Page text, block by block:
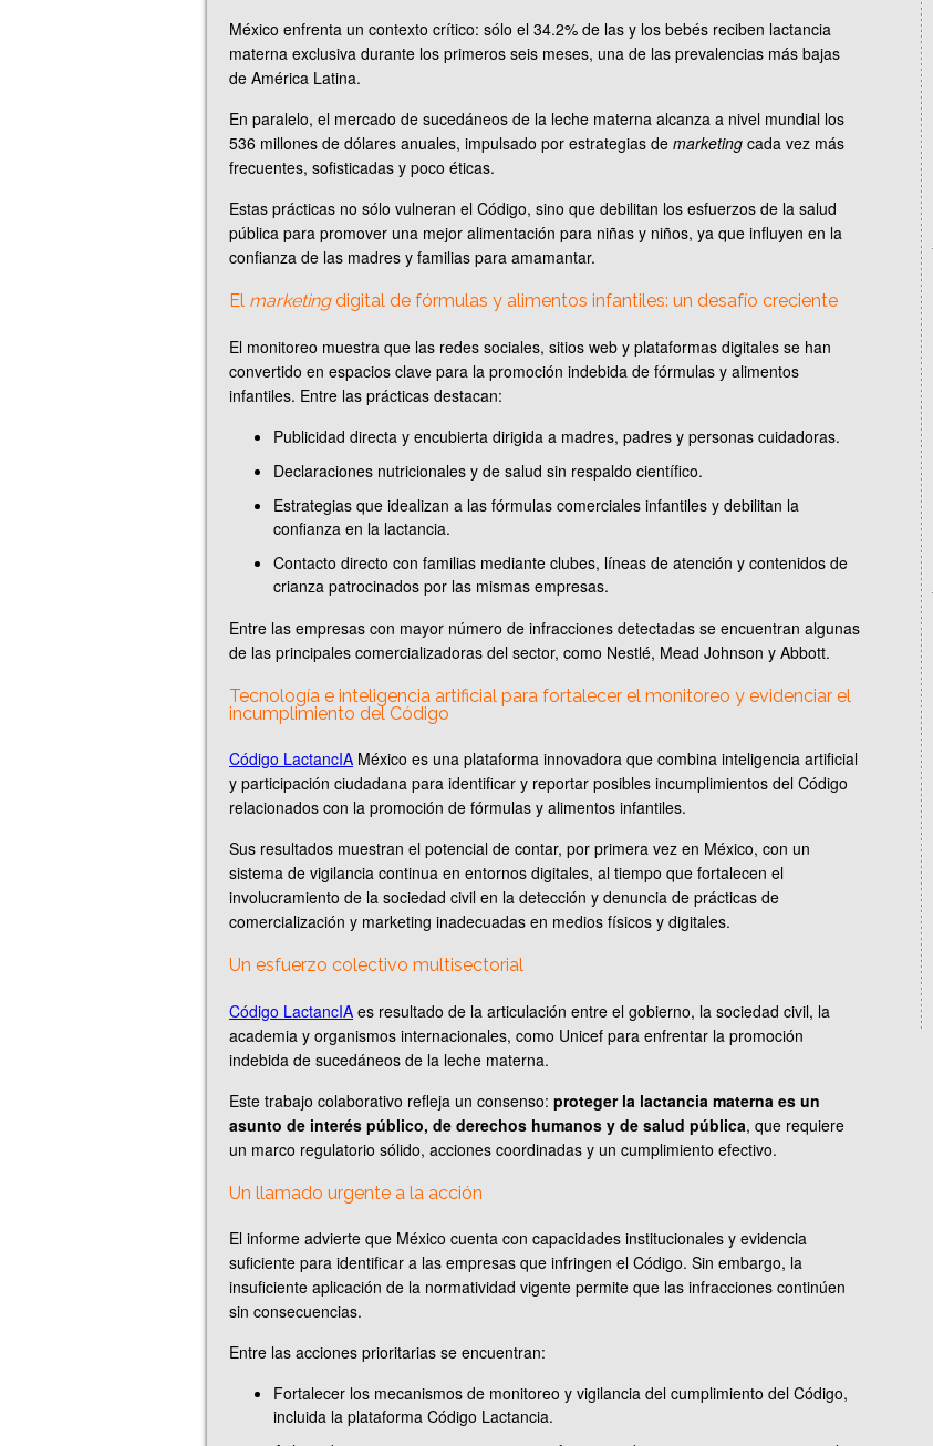
México enfrenta un contexto crítico: sólo el 34.2% de las y los bebés reciben lactancia
materna exclusiva durante los primeros seis meses, una de las prevalencias más bajas
de América Latina.
En paralelo, el mercado de sucedáneos de la leche materna alcanza a nivel mundial los
536 millones de dólares anuales, impulsado por estrategias de marketing cada vez más
frecuentes, sofisticadas y poco éticas.
Estas prácticas no sólo vulneran el Código, sino que debilitan los esfuerzos de la salud
pública para promover una mejor alimentación para niñas y niños, ya que influyen en la
confianza de las madres y familias para amamantar.
El marketingdigital de fórmulas y alimentos infantiles: un desafío creciente
El monitoreo muestra que las redes sociales, sitios web y plataformas digitales se han
convertido en espacios clave para la promoción indebida de fórmulas y alimentos
infantiles. Entre las prácticas destacan:
Publicidad directa y encubierta dirigida a madres, padres y personas cuidadoras.
Declaraciones nutricionales y de salud sin respaldo científico.
Estrategias que idealizan a las fórmulas comerciales infantiles y debilitan la
confianza en la lactancia.
Contacto directo con familias mediante clubes, líneas de atención y contenidos de
crianza patrocinados por las mismas empresas.
Entre las empresas con mayor número de infracciones detectadas se encuentran algunas
de las principales comercializadoras del sector, como Nestlé, Mead Johnson y Abbott.
Tecnología e inteligencia artificial para fortalecer el monitoreo y evidenciar el
incumplimiento del Código
Código LactancIA México es una plataforma innovadora que combina inteligencia artificial
y participación ciudadana para identificar y reportar posibles incumplimientos del Código
relacionados con la promoción de fórmulas y alimentos infantiles.
Sus resultados muestran el potencial de contar, por primera vez en México, con un
sistema de vigilancia continua en entornos digitales, al tiempo que fortalecen el
involucramiento de la sociedad civil en la detección y denuncia de prácticas de
comercialización y marketing inadecuadas en medios físicos y digitales.
Un esfuerzo colectivo multisectorial
Código LactancIA es resultado de la articulación entre el gobierno, la sociedad civil, la
academia y organismos internacionales, como Unicef para enfrentar la promoción
indebida de sucedáneos de la leche materna.
Este trabajo colaborativo refleja un consenso: proteger la lactancia materna es un
asunto de interés público, de derechos humanos y de salud pública, que requiere
un marco regulatorio sólido, acciones coordinadas y un cumplimiento efectivo.
Un llamado urgente a la acción
El informe advierte que México cuenta con capacidades institucionales y evidencia
suficiente para identificar a las empresas que infringen el Código. Sin embargo, la
insuficiente aplicación de la normatividad vigente permite que las infracciones continúen
sin consecuencias.
Entre las acciones prioritarias se encuentran:
Fortalecer los mecanismos de monitoreo y vigilancia del cumplimiento del Código,
incluida la plataforma Código Lactancia.